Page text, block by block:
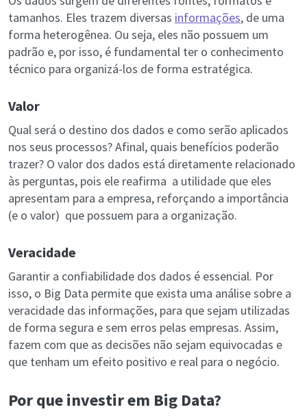
tamanhos. Eles trazem diversas informações, de uma
forma heterogênea. Ou seja, eles não possuem um
padrão e, por isso, é fundamental ter o conhecimento
técnico para organizá-los de forma estratégica.
Valor
Qual será o destino dos dados e como serão aplicados
nos seus processos? Afinal, quais benefícios poderão
trazer? O valor dos dados está diretamente relacionado
às perguntas, pois ele reafirma a utilidade que eles
apresentam para a empresa, reforçando a importância
(e o valor) que possuem para a organização.
Veracidade
Garantir a confiabilidade dos dados é essencial. Por
isso, o Big Data permite que exista uma análise sobre a
veracidade das informações, para que sejam utilizadas
de forma segura e sem erros pelas empresas. Assim,
fazem com que as decisões não sejam equivocadas e
que tenham um efeito positivo e real para o negócio.
Por que investir em Big Data?